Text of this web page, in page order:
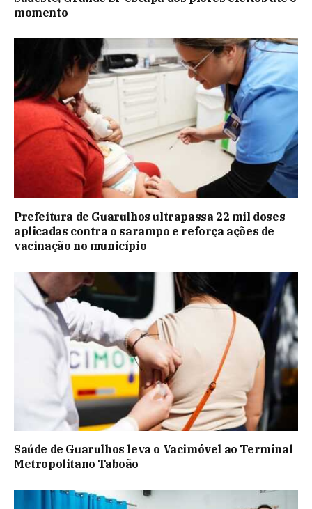
momento
Prefeitura de Guarulhos ultrapassa 22 mil doses
aplicadas contra o sarampo e reforça ações de
vacinação no município
Saúde de Guarulhos leva o Vacimóvel ao Terminal
Metropolitano Taboão